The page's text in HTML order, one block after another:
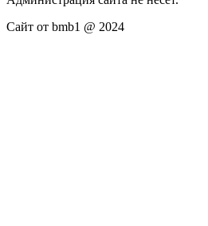
Сайт от bmb1 @ 2024